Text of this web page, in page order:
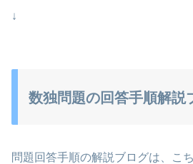
↓
数独問題の回答手順解説
問題回答手順の解説ブログは、こ